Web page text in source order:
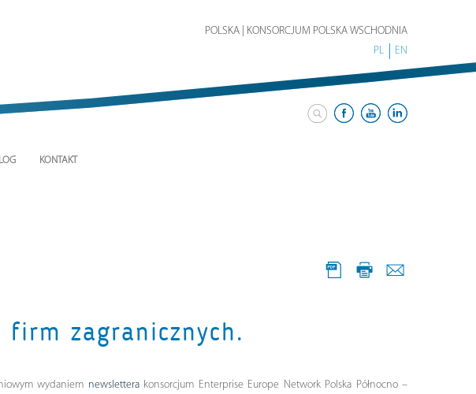
POLSKA | KONSORCJUM POLSKA WSCHODNIA
PL
EN
KONTAKT
firm zagranicznych.
wydaniem newsletterakonsorcjum Enterprise Europe Network Polska Północno –